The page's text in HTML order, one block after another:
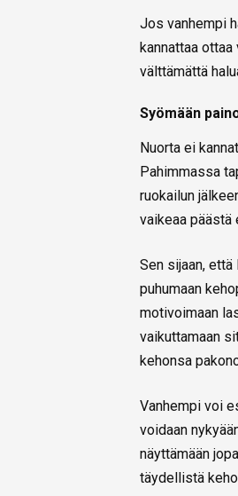
Jos vanhempi
kannattaa
välttämättä
Syömään
Nuorta ei
Pahimmassa
ruokailun
vaikeaa päästä
Sen sijaan,
puhumaan
motivoimaan
vaikuttamaan
kehonsa
Vanhempi voi
voidaan
näyttämään
täydellistä